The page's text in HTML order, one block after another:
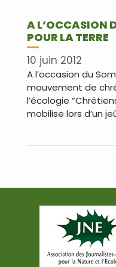
A L’OCCASION
POUR LA TERRE
10 juin 2012
A l’occasion du
mouvement de
l’écologie
mobilise lors d’un